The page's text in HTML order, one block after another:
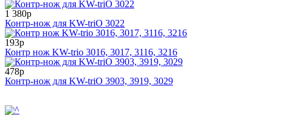
1 380р
Контр-нож для KW-triО 3022
193р
Контр нож KW-trio 3016, 3017, 3116, 3216
478р
Контр-нож для KW-triO 3903, 3919, 3029